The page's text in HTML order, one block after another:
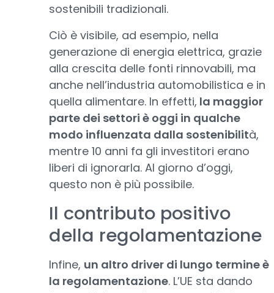
sostenibili tradizionali.
Ciò è visibile, ad esempio, nella
generazione di energia elettrica, grazie
alla crescita delle fonti rinnovabili, ma
anche nell’industria automobilistica e in
quella alimentare. In effetti, la maggior
parte dei settori è oggi in qualche
modo influenzata dalla sostenibilità,
mentre 10 anni fa gli investitori erano
liberi di ignorarla. Al giorno d’oggi,
questo non è più possibile.
Il contributo positivo
della regolamentazione
Infine, un altro driver di lungo termine è
la regolamentazione. L’UE sta dando